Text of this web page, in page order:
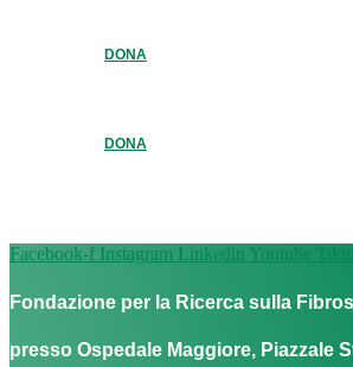
DONA
DONA
Facebook-f Instagram Linkedin Youtube
Fondazione per la Ricerca sulla
presso Ospedale Maggiore, Piazzale